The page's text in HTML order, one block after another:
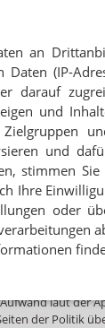
an
Daten (IP-
darauf
und
Zielgruppen
und
stimmen
Ihre
oder
solchen
für die
danach
erklärt
anfänglichen
2.0
gemeinsame
verschiedenen
verbessern.
einigen
für solche digital
laut der
der Politik